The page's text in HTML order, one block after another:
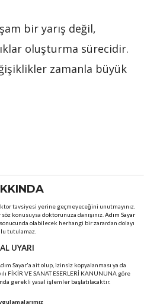
bir yarış değil,
oluşturma sürecidir.
zamanla büyük
tavsiyesi yerine geçmeyeceğini unutmayınız.
konusuysa doktorunuza danışınız.Adım Sayar
olabilecek herhangi bir zarardan dolayı
tutulamaz.
UYARI
Sayar'a ait olup, izinsiz kopyalanması ya da
FİKİR VE SANAT ESERLERİ KANUNUNA göre
gerekli yasal işlemler başlatılacaktır.